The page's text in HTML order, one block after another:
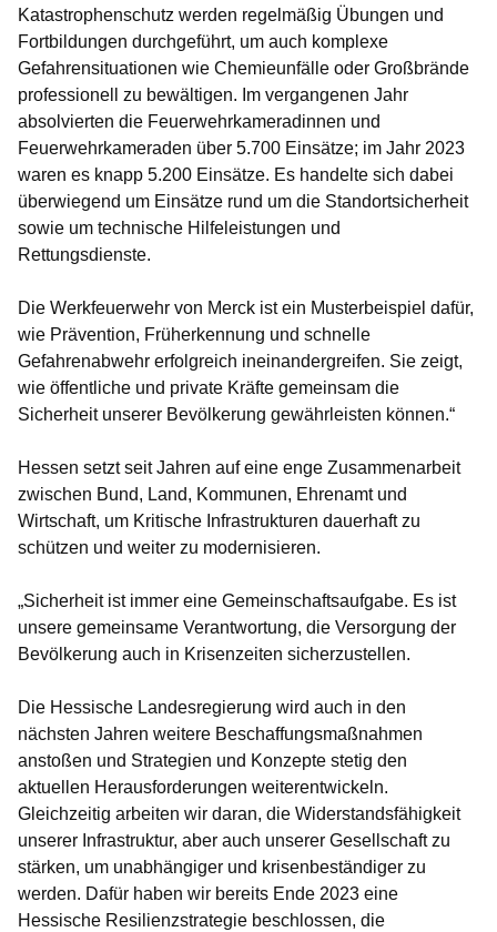
Katastrophenschutz werden regelmäßig Übungen und
Fortbildungen durchgeführt, um auch komplexe
Gefahrensituationen wie Chemieunfälle oder Großbrände
professionell zu bewältigen. Im vergangenen Jahr
absolvierten die Feuerwehrkameradinnen und
Feuerwehrkameraden über 5.700 Einsätze; im Jahr 2023
waren es knapp 5.200 Einsätze. Es handelte sich dabei
überwiegend um Einsätze rund um die Standortsicherheit
sowie um technische Hilfeleistungen und
Rettungsdienste.
Die Werkfeuerwehr von Merck ist ein Musterbeispiel dafür,
wie Prävention, Früherkennung und schnelle
Gefahrenabwehr erfolgreich ineinandergreifen. Sie zeigt,
wie öffentliche und private Kräfte gemeinsam die
Sicherheit unserer Bevölkerung gewährleisten können.“
Hessen setzt seit Jahren auf eine enge Zusammenarbeit
zwischen Bund, Land, Kommunen, Ehrenamt und
Wirtschaft, um Kritische Infrastrukturen dauerhaft zu
schützen und weiter zu modernisieren.
„Sicherheit ist immer eine Gemeinschaftsaufgabe. Es ist
unsere gemeinsame Verantwortung, die Versorgung der
Bevölkerung auch in Krisenzeiten sicherzustellen.
Die Hessische Landesregierung wird auch in den
nächsten Jahren weitere Beschaffungsmaßnahmen
anstoßen und Strategien und Konzepte stetig den
aktuellen Herausforderungen weiterentwickeln.
Gleichzeitig arbeiten wir daran, die Widerstandsfähigkeit
unserer Infrastruktur, aber auch unserer Gesellschaft zu
stärken, um unabhängiger und krisenbeständiger zu
werden. Dafür haben wir bereits Ende 2023 eine
Hessische Resilienzstrategie beschlossen, die